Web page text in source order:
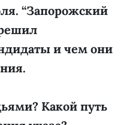
“Запорожский
и чем они
Какой путь